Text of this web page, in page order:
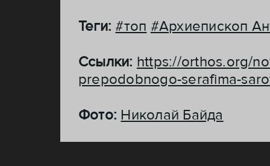
Теги:#топ #Архиепископ
Ссылки: https://orthos.org/
prepodobnogo-serafima-
Фото: Николай Байда